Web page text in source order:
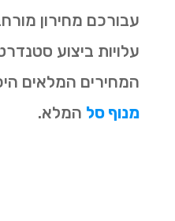
עבורכם מחירון
עלויות ביצוע
המחירים המלאים
מנוף סל המלא.